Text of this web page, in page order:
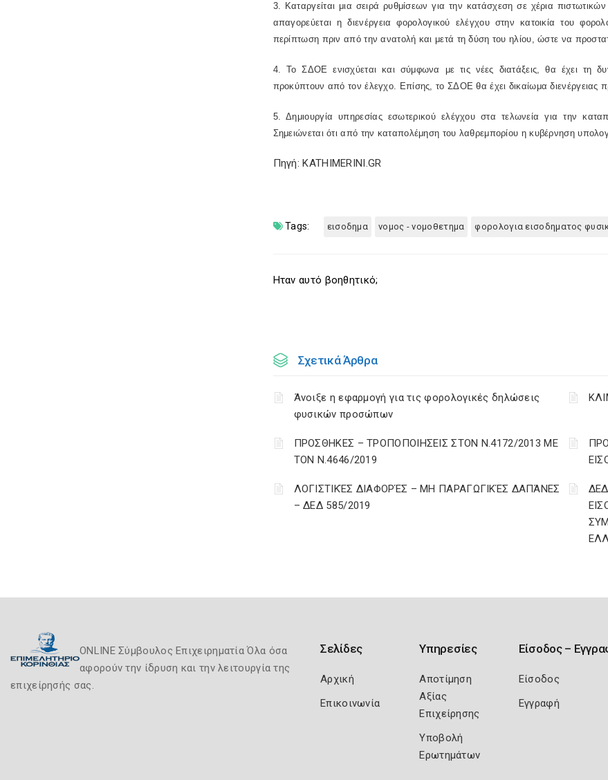
3. Καταργείται μια σειρά ρυθμίσεων για την κατάσχεση σε χέρια
απαγορεύεται η διενέργεια φορολογικού ελέγχου στην κατοικία του
περίπτωση πριν από την ανατολή και μετά τη δύση του ηλίου, ώστε να
4. Το ΣΔΟΕ ενισχύεται και σύμφωνα με τις νέες διατάξεις, θα έχει τη
προκύπτουν από τον έλεγχο. Επίσης, το ΣΔΟΕ θα έχει δικαίωμα διενέργειας
5. Δημιουργία υπηρεσίας εσωτερικού ελέγχου στα τελωνεία για την
Σημειώνεται ότι από την καταπολέμηση του λαθρεμπορίου η κυβέρνηση
Πηγή: KATHIMERINI.GR
Tags: εισοδημα νομος - νομοθετημα φορολογια εισοδηματος
Ηταν αυτό βοηθητικό;
Σχετικά Άρθρα
Άνοιξε η εφαρμογή για τις φορολογικές δηλώσεις
φυσικών προσώπων
ΠΡΟΣΘΗΚΕΣ – ΤΡΟΠΟΠΟΙΗΣΕΙΣ ΣΤΟΝ Ν.4172/2013 ΜΕ
ΤΟΝ Ν.4646/2019
ΛΟΓΙΣΤΙΚΈΣ ΔΙΑΦΟΡΈΣ – ΜΗ ΠΑΡΑΓΩΓΙΚΈΣ ΔΑΠΆΝΕΣ
– ΔΕΔ 585/2019
ONLINE Σύμβουλος Επιχειρηματία Όλα όσα
αφορούν την ίδρυση και την λειτουργία της
επιχείρησής σας.
Σελίδες
Αρχική
Επικοινωνία
Υπηρεσίες
Αποτίμηση
Αξίας
Επιχείρησης
Υποβολή
Ερωτημάτων
Είσοδος –
Είσοδος
Εγγραφή